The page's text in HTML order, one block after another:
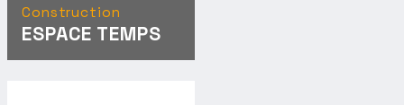
Construction
ESPACE TEMPS